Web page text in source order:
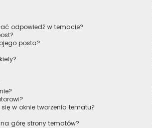
odpowiedź w temacie?
posta?
w oknie tworzenia tematu?
górę strony tematów?